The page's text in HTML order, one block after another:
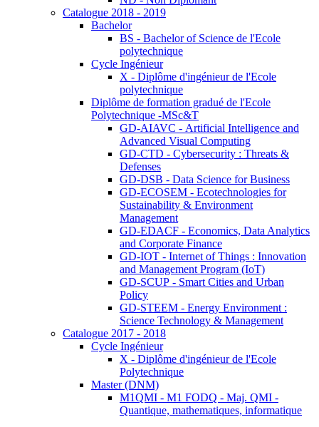
Catalogue 2018 - 2019
Bachelor
BS - Bachelor of Science de l'Ecole
polytechnique
Cycle Ingénieur
X - Diplôme d'ingénieur de l'Ecole
polytechnique
Diplôme de formation gradué de l'Ecole
Polytechnique -MSc&T
GD-AIAVC - Artificial Intelligence and
Advanced Visual Computing
GD-CTD - Cybersecurity : Threats &
Defenses
GD-DSB - Data Science for Business
GD-ECOSEM - Ecotechnologies for
Sustainability & Environment
Management
GD-EDACF - Economics, Data Analytics
and Corporate Finance
GD-IOT - Internet of Things : Innovation
and Management Program (IoT)
GD-SCUP - Smart Cities and Urban
Policy
GD-STEEM - Energy Environment :
Science Technology & Management
Catalogue 2017 - 2018
Cycle Ingénieur
X - Diplôme d'ingénieur de l'Ecole
Polytechnique
Master (DNM)
M1QMI - M1 FODQ - Maj. QMI -
Quantique, mathematiques, informatique